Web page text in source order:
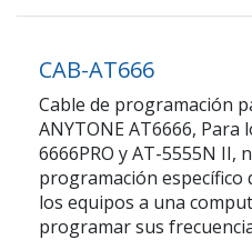
CAB-AT666
Cable de programación
ANYTONE AT6666,
6666PRO y AT-5555N II,
programación
los equipos a una
programar sus